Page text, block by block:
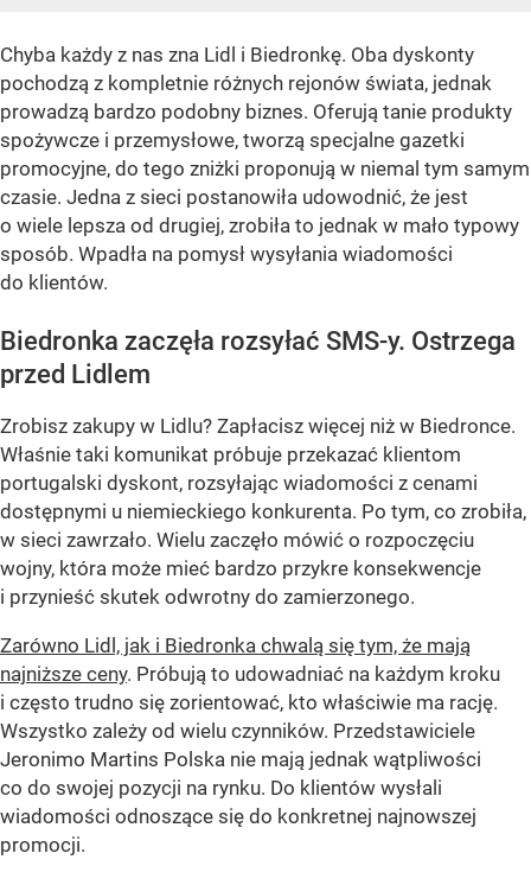
Chyba każdy z nas zna Lidl i Biedronkę. Oba dyskonty
pochodzą z kompletnie różnych rejonów świata, jednak
prowadzą bardzo podobny biznes. Oferują tanie produkty
spożywcze i przemysłowe, tworzą specjalne gazetki
promocyjne, do tego zniżki proponują w niemal tym samym
czasie. Jedna z sieci postanowiła udowodnić, że jest
o wiele lepsza od drugiej, zrobiła to jednak w mało typowy
sposób. Wpadła na pomysł wysyłania wiadomości
do klientów.
Biedronka zaczęła rozsyłać SMS-y. Ostrzega
przed Lidlem
Zrobisz zakupy w Lidlu? Zapłacisz więcej niż w Biedronce.
Właśnie taki komunikat próbuje przekazać klientom
portugalski dyskont, rozsyłając wiadomości z cenami
dostępnymi u niemieckiego konkurenta. Po tym, co zrobiła,
w sieci zawrzało. Wielu zaczęło mówić o rozpoczęciu
wojny, która może mieć bardzo przykre konsekwencje
i przynieść skutek odwrotny do zamierzonego.
Zarówno Lidl, jak i Biedronka chwalą się tym, że mają
najniższe ceny. Próbują to udowadniać na każdym kroku
i często trudno się zorientować, kto właściwie ma rację.
Wszystko zależy od wielu czynników. Przedstawiciele
Jeronimo Martins Polska nie mają jednak wątpliwości
co do swojej pozycji na rynku. Do klientów wysłali
wiadomości odnoszące się do konkretnej najnowszej
promocji.